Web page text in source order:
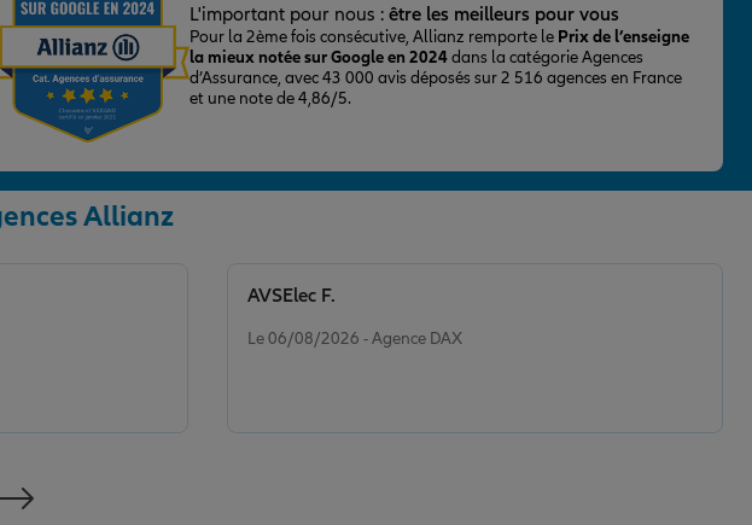
L'important pour nous : être les meilleurs pour vous
Pour la 2ème fois consécutive, Allianz remporte le Prix de l’enseigne
la mieux notée sur Google en 2024dans la catégorie Agences
d’Assurance, avec 43 000 avis déposés sur 2 516 agences en France
et une note de 4,86/5.
Allianz
Le 06/08/2026 - Agence DAX
AVSElec F.